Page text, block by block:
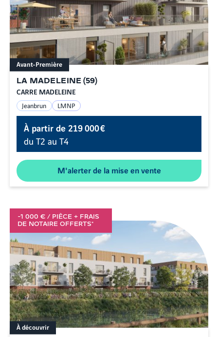
LA MADELEINE (59)
CARRE MADELEINE
Avant-Première
Jeanbrun LMNP
À partir de219 000 €
du T2 au T4
M'alerter de la mise en vente
-1 000 € / PIÈCE + FRAIS
DE NOTAIRE OFFERTS*
À découvrir